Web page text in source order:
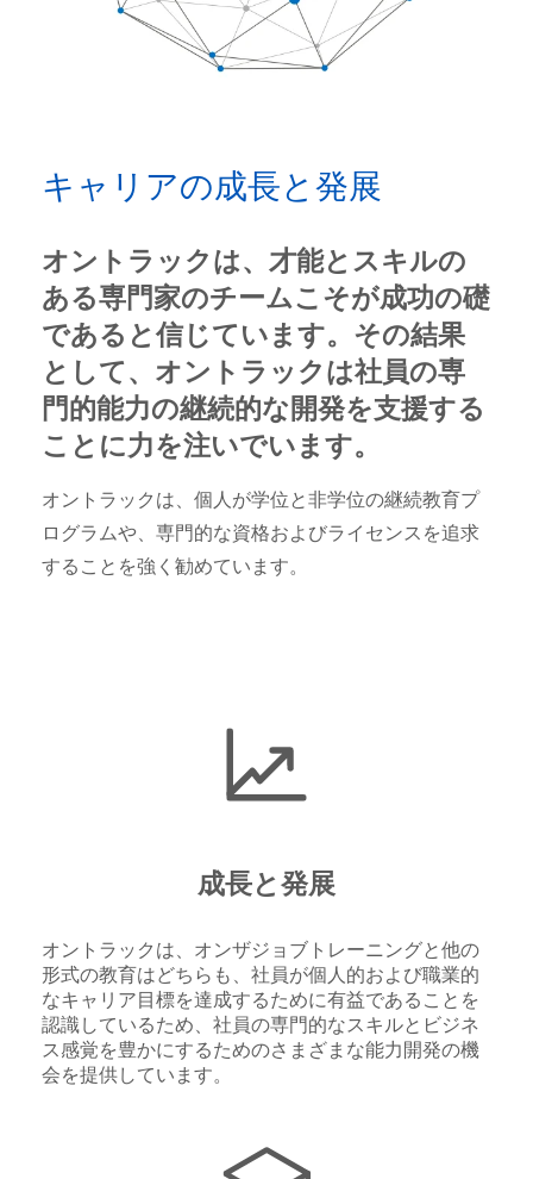
キャリアの成長と発展
オントラックは、才能とスキルの
ある専門家のチームこそが成功の礎
であると信じています。その結果
として、オントラックは社員の専
門的能力の継続的な開発を支援する
ことに力を注いでいます。
オントラックは、個人が学位と非学位の継続教育プ
ログラムや、専門的な資格およびライセンスを追求
することを強く勧めています。
成長と発展
オントラックは、オンザジョブトレーニングと他の
形式の教育はどちらも、社員が個人的および職業的
なキャリア目標を達成するために有益であることを
認識しているため、社員の専門的なスキルとビジネ
ス感覚を豊かにするためのさまざまな能力開発の機
会を提供しています。